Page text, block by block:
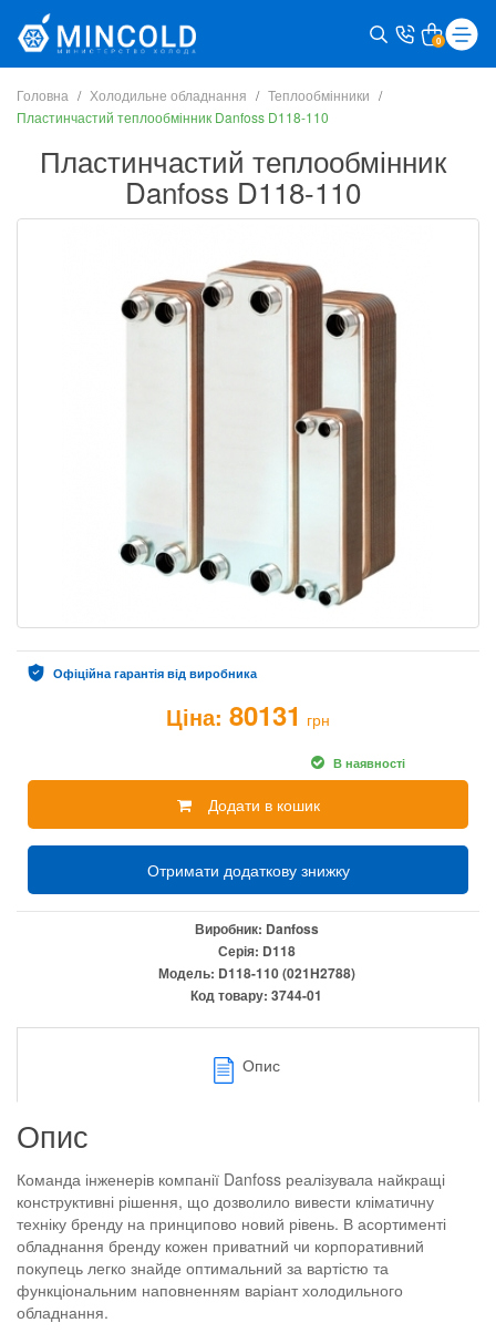
0
Головна Холодильне обладнання
Теплообмінники
Пластинчастий теплообмінник Danfoss D118-110
Пластинчастий теплообмінник
Danfoss D118-110
Офіційна гарантія від виробника
Ціна: 80131 грн
В наявності
Додати в кошик
Отримати додаткову знижку
Виробник: Danfoss
Серія: D118
Модель: D118-110 (021H2788)
Код товару: 3744-01
Опис
Опис
Команда інженерів компанії Danfoss реалізувала найкращі
конструктивні рішення, що дозволило вивести кліматичну
техніку бренду на принципово новий рівень. В асортименті
обладнання бренду кожен приватний чи корпоративний
покупець легко знайде оптимальний за вартістю та
функціональним наповненням варіант холодильного
обладнання.